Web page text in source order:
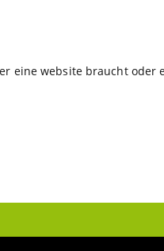
eine website braucht